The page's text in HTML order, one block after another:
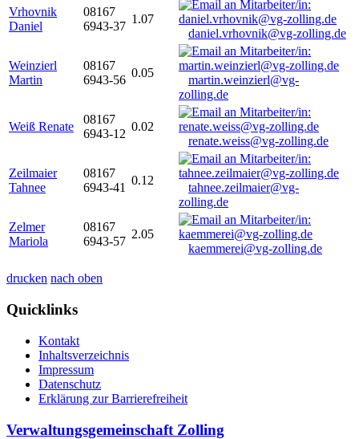
Vrhovnik
Daniel
08167
6943-37
1.07
daniel.vrhovnik@vg-zolling.de
Weinzierl
Martin
08167
6943-56
0.05
martin.weinzierl@vg-
zolling.de
Weiß Renate
08167
6943-12
0.02
renate.weiss@vg-zolling.de
Zeilmaier
Tahnee
08167
6943-41
0.12
tahnee.zeilmaier@vg-
zolling.de
Zelmer
Mariola
08167
6943-57
2.05
kaemmerei@vg-zolling.de
drucken nach oben
Quicklinks
Kontakt
Inhaltsverzeichnis
Impressum
Datenschutz
Erklärung zur Barrierefreiheit
Verwaltungsgemeinschaft Zolling